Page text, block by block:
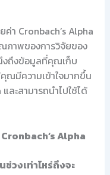
า Cronbach’s Alpha
ภาพของการวิจัยของ
งถึงข้อมูลที่คุณเก็บ
ณมีความเข้าใจมากขึ้น
ละสามารถนำไปใช้ได้
Alpha
ช่วงเท่าไหร่ถึงจะ